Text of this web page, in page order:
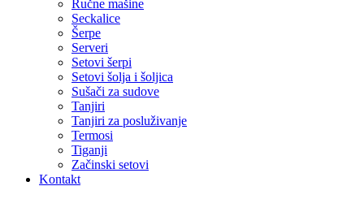
Ručne mašine
Seckalice
Šerpe
Serveri
Setovi šerpi
Setovi šolja i šoljica
Sušači za sudove
Tanjiri
Tanjiri za posluživanje
Termosi
Tiganji
Začinski setovi
Kontakt